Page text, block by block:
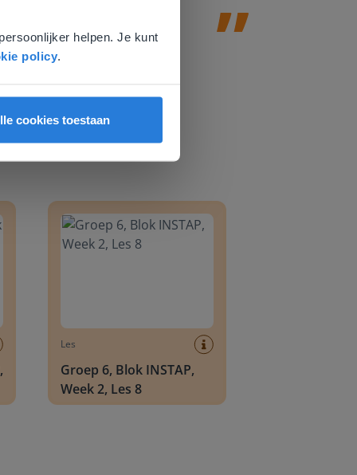
helpen. Je kunt
policy.
cookies toestaan
Les
Groep 6, Blok INSTAP,
Week 2, Les 8